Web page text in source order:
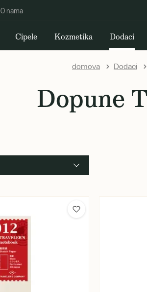
O nama
Cipele Kozmetika Dodaci
domova Dodaci
Dopune